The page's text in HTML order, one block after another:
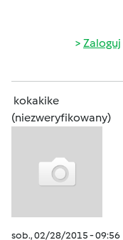
Zaloguj
kokakike
(niezweryfikowany)
sob., 02/28/2015 - 09:56